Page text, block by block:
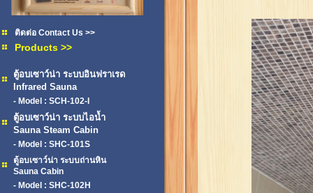
ติดต่อ Contact Us >>
Products >>
ตู้อบเซาว์น่า ระบบอินฟราเรด
Infrared Sauna
- Model : SCH-102-I
ตู้อบเซาว์น่า ระบบไอน้ำ
Sauna Steam Cabin
- Model : SHC-101S
ตู้อบเซาว์น่า ระบบถ่านหิน
Sauna Cabin
- Model : SHC-102H